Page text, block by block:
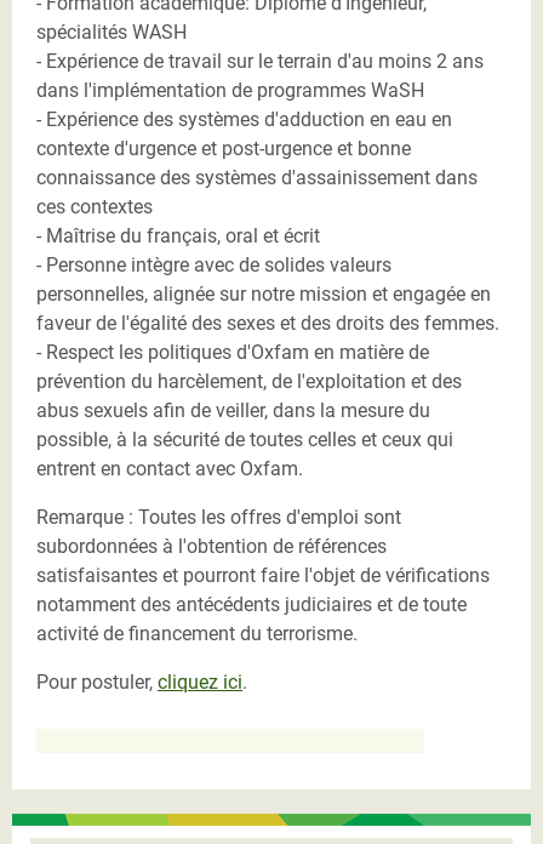
spécialités WASH
- Expérience de travail sur le terrain d'au moins 2 ans
dans l'implémentation de programmes WaSH
- Expérience des systèmes d'adduction en eau en
contexte d'urgence et post-urgence et bonne
connaissance des systèmes d'assainissement dans
ces contextes
- Maîtrise du français, oral et écrit
- Personne intègre avec de solides valeurs
personnelles, alignée sur notre mission et engagée en
faveur de l'égalité des sexes et des droits des femmes.
- Respect les politiques d'Oxfam en matière de
prévention du harcèlement, de l'exploitation et des
abus sexuels afin de veiller, dans la mesure du
possible, à la sécurité de toutes celles et ceux qui
entrent en contact avec Oxfam.
Remarque : Toutes les offres d'emploi sont
subordonnées à l'obtention de références
satisfaisantes et pourront faire l'objet de vérifications
notamment des antécédents judiciaires et de toute
activité de financement du terrorisme.
Pour postuler, cliquez ici.